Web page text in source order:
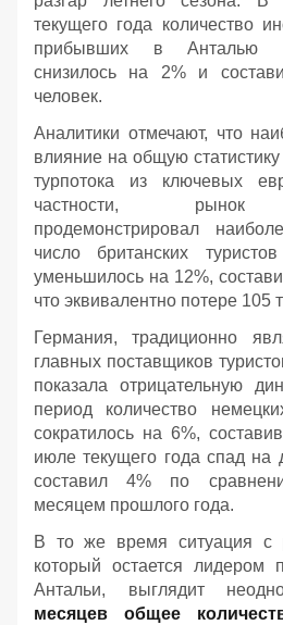
текущего года количество
прибывших в Анталью
снизилось на 2% и
человек.
Аналитики отмечают, что
влияние на общую
турпотока из ключевых
частности, рынок
продемонстрировал
число британских
уменьшилось на 12%,
что эквивалентно потере
Германия, традиционно
главных поставщиков
показала отрицательную
период количество
сократилось на 6%,
июле текущего года спад на
составил 4% по
месяцем прошлого года.
В то же время ситуация с
который остается лидером
Антальи, выглядит
месяцев общее